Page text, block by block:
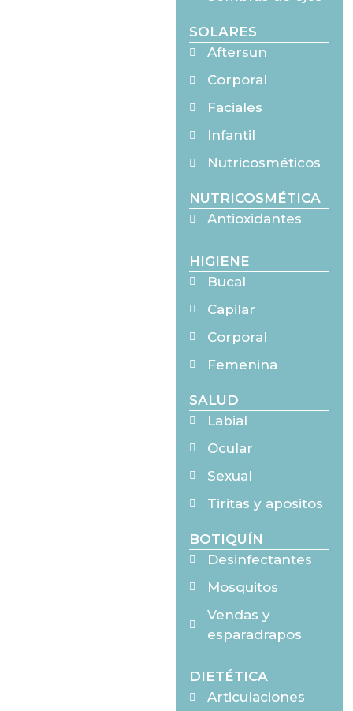
SOLARES
Aftersun
Corporal
Faciales
Infantil
Nutricosméticos
NUTRICOSMÉTICA
Antioxidantes
HIGIENE
Bucal
Capilar
Corporal
Femenina
SALUD
Labial
Ocular
Sexual
Tiritas y apositos
BOTIQUÍN
Desinfectantes
Mosquitos
Vendas y
esparadrapos
DIETÉTICA
Articulaciones